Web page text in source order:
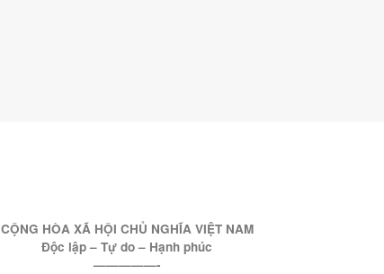
CỘNG HÒA XÃ HỘI CHỦ NGHĨA VIỆT NAM
Độc lập – Tự do – Hạnh phúc
—————-